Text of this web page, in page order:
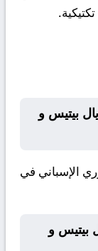
بيتيس و
الإسباني في
بيتيس و